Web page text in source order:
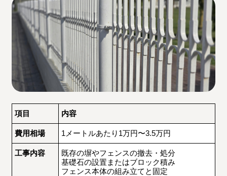
項目 内容
費用相場 1メートルあたり1万円〜3.5万円
工事内容
既存の塀やフェンスの撤去・処分
基礎石の設置またはブロック積み
フェンス本体の組み立てと固定